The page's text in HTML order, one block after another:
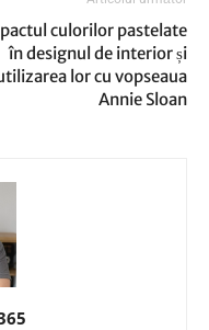
culorilor pastelate
în designul de interior și
lor cu vopseaua
Annie Sloan